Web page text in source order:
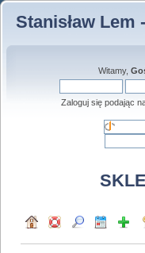
Stanisław Lem
Witamy,
Zaloguj się podając